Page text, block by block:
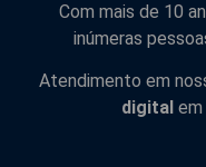
Com mais de 10
inúmeras
Atendimento em
digital